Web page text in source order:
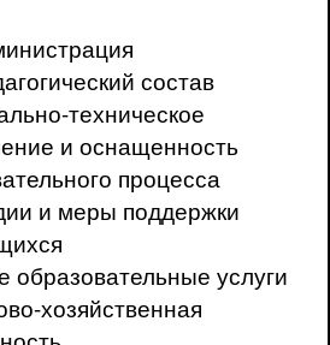
состав
техническое
и оснащенность
процесса
и меры поддержки
образовательные услуги
хозяйственная